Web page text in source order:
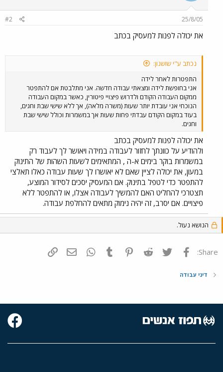
25/8/05
#2
את יכולה לפנות למעסיק בכתב
נכתב ע"י שושנון:
התפטרות לאחר לידה
אני בחופשת לידה ומצאתי עבודה חדשה. אני מתלבטת אם להתפטר
ממקום העבודה הקודם ולדרוש פיצויי פיטורין, כאשר במקום העבודה
הנוכחי אני עובדת יותר שעות (משרה מלאה), אך ללא שישי שבת וחגים,
בעוד במקום הקודם עבדתי פחות שעות אך במשמרות וכולל שישי שבת
וחגים.
את יכולה לפנות למעסיק בכתב
ולהודיע על כוונתך לחזור לעבודה במידה ויאושר לך לעבוד רק
במשמרות בוקר בימים א-ה , המתאימים לשעות השהות של התינוק
במעון, את יכולה לציין שאם לא יאושרו לך שעות עבודה כאלו תאלצי
להתפטר כדי לטפל בתינוק. אם המעסיק יסכים לסידור המוצע,
תצטרכי להחליט האם להמשיך לעבודה אצלו, או להתפטר ללא
פיצויים. אם יסרב, זה יהיה נימוק מתאים להחלפת עבודה.
הנושא נעול.
Share: פייסבוק Twitter
Reddit
Pinterest
Tumblr
WhatsAppדואר אלקטרוני
דיני עבודה